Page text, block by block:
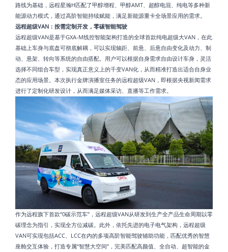
路线为基础，远程星瀚H匹配了甲醇增程、甲醇AMT、超醇电混、纯电等多种新
能源动力模式，通过高阶智能持续赋能，满足新能源重卡全场景应用的需求。
远程超级VAN：按需定制开发，零碳智能驾驶
远程超级VAN是基于GXA-M线控智能架构打造的全球首款纯电超级大VAN，在此
基础上车身与底盘可彻底解耦，可以实现轴距、前悬、后悬自由变化及动力、制
动、悬架、转向等系统的自由搭配。用户可以根据自身需求自由设计车身，灵活
选择不同组合车型，实现真正意义上的千变VAN化，从而精准打造出适合自身业
态的应用场景。本次执行金牌演播室任务的远程超级VAN，即根据央视新闻需求
进行了定制化研发设计，从而满足媒体采访、直播等工作需求。
作为远程旗下首款“0碳示范车”，远程超级VAN从研发到生产全产品生命周期以零
碳理念为指引，实现全方位减碳。此外，依托先进的电子电气架构，远程超级
VAN可实现包括ACC、LCC在内的多项高阶智能驾驶辅助功能，匹配优秀的智慧
座舱交互体验，打造专属“智慧大空间”，完美匹配高颜值、全自动、超智能的金